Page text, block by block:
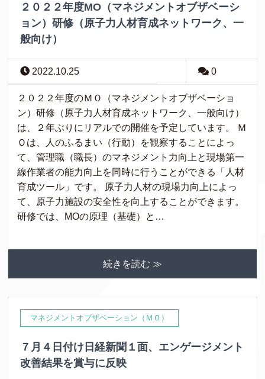
２０２２年度MO（マネジメントオブザベーシ
ョン）研修（原子力人材育成ネットワーク、一
般向け）
2022.10.25 0
２０２２年度のＭＯ（マネジメントオブザベーショ
ン）研修（原子力人材育成ネットワーク、一般向け）
は、２年ぶりにリアルでの開催を予定しています。 Ｍ
Ｏは、人のふるまい（行動）を観察することによっ
て、管理職（職長）のマネジメント力向上と現場第一
線作業者の能力向上を同時に行うことができる「人材
育成ツール」です。 原子力人材の現場力向上によっ
て、原子力施設の安全性を向上することができます。
研修では、MOの原理（基礎）と…
続きを読む ≫
マネジメントオブザベーション（ＭＯ）
７月４日付け日経新聞１面、エンゲージメント
改善結果を賞与に反映